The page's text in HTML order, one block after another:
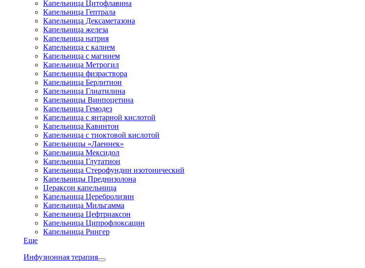
Капельница Цитофлавина
Капельница Гептрала
Капельница Дексаметазона
Капельница железа
Капельница натрия
Капельница с калием
Капельница с магнием
Капельница Метрогил
Капельница физраствора
Капельница Берлитион
Капельница Глиатилина
Капельницы Винпоцетина
Капельница Гемодез
Капельница с янтарной кислотой
Капельница Кавинтон
Капельница с тиоктовой кислотой
Капельницы «Лаеннек»
Капельница Мексидол
Капельница Глутатион
Капельница Стерофундин изотонический
Капельницы Преднизолона
Цераксон капельница
Капельница Церебролизин
Капельница Мильгамма
Капельница Цефтриаксон
Капельница Ципрофлоксацин
Капельница Рингер
Еще
Инфузионная терапия